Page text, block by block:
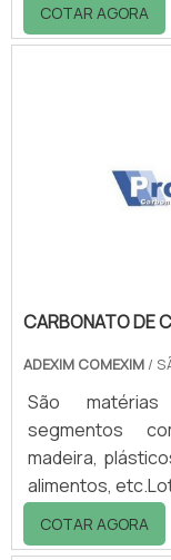
cerâmica, que
a destinação
que ocorram
COTAR AGORA
CARBONATO DE
ADEXIM COMEXIM /
São
segmentos
madeira,
alimentos,
é um dos
COTAR AGORA